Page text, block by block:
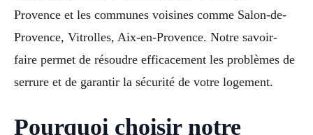
Provence et les communes voisines comme Salon-de-
Provence, Vitrolles, Aix-en-Provence. Notre savoir-
faire permet de résoudre efficacement les problèmes de
serrure et de garantir la sécurité de votre logement.
Pourquoi choisir notre